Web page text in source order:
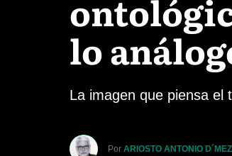
lo
La imagen que piensa el
Por ARIOSTO ANTONIO